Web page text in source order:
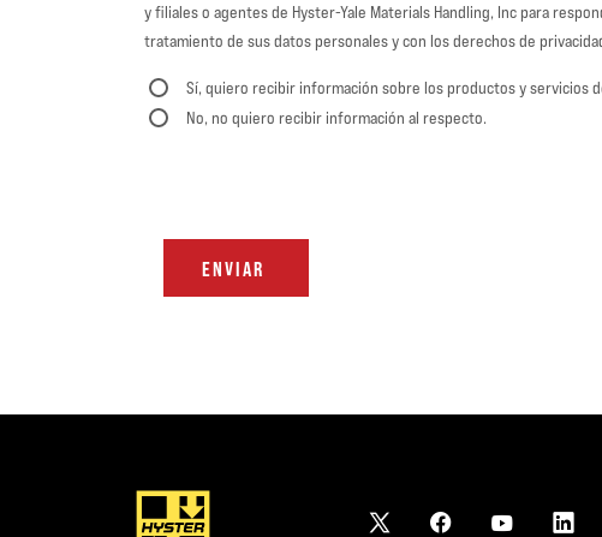
y filiales o agentes de Hyster-Yale Materials Handling, Inc para
tratamiento de sus datos personales y con los derechos de
Sí, quiero recibir información sobre los productos y servicios
No, no quiero recibir información al respecto.
ENVIAR